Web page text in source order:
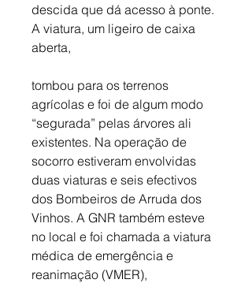
descida que dá acesso à ponte.
A viatura, um ligeiro de caixa
aberta,
tombou para os terrenos
agrícolas e foi de algum modo
“segurada” pelas árvores ali
existentes. Na operação de
socorro estiveram envolvidas
duas viaturas e seis efectivos
dos Bombeiros de Arruda dos
Vinhos. A GNR também esteve
no local e foi chamada a viatura
médica de emergência e
reanimação (VMER),